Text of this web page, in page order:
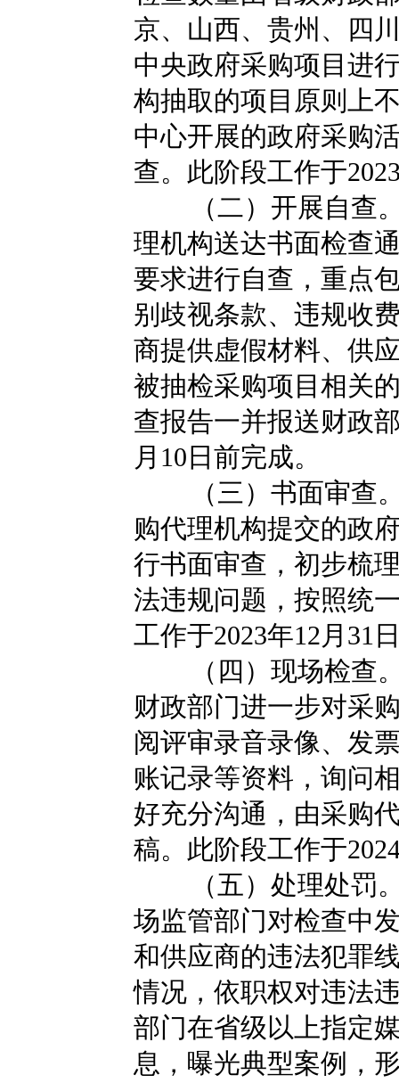
京、山西、贵州、四
中央政府采购项目进
构抽取的项目原则上
中心开展的政府采购
查。此阶段工作于
（二）开展自查
理机构送达书面检查
要求进行自查，重点
别歧视条款、违规收
商提供虚假材料、供
被抽检采购项目相关
查报告一并报送财政
月10日前完成。
（三）书面审查
购代理机构提交的政
行书面审查，初步梳
法违规问题，按照统
工作于2023年12月31
（四）现场检查
财政部门进一步对采
阅评审录音录像、发
账记录等资料，询问
好充分沟通，由采购
稿。此阶段工作于
（五）处理处罚
场监管部门对检查中
和供应商的违法犯罪
情况，依职权对违法
部门在省级以上指定
息，曝光典型案例，